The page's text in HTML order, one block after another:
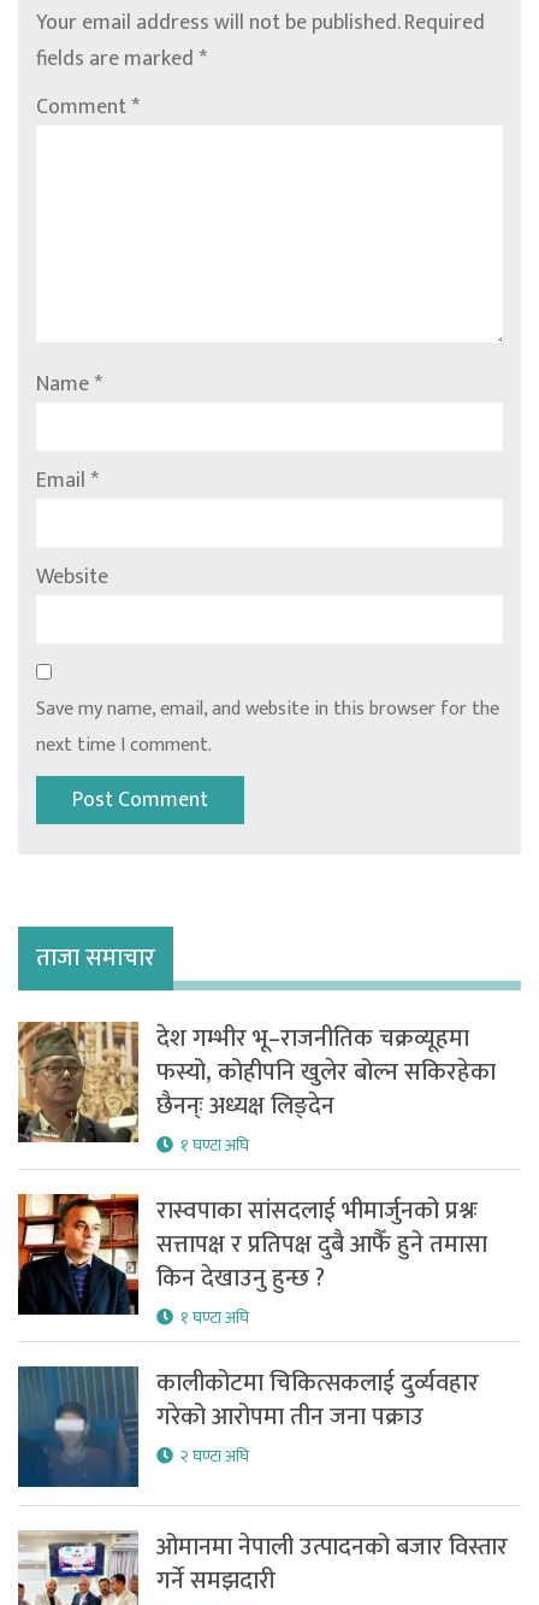
Your email address will not be published.Required
fields are marked*
Comment*
Name*
Email*
Website
Save my name, email, and website in this browser for the
next time I comment.
ताजा समाचार
देश गम्भीर भू–राजनीतिक चक्रव्यूहमा
फस्यो, कोहीपनि खुलेर बोल्न सकिरहेका
छैनन्ः अध्यक्ष लिङ्देन
१ घण्टा अघि
रास्वपाका सांसदलाई भीमार्जुनको प्रश्नः
सत्तापक्ष र प्रतिपक्ष दुबै आफैँ हुने तमासा
किन देखाउनु हुन्छ ?
१ घण्टा अघि
कालीकोटमा चिकित्सकलाई दुर्व्यवहार
गरेको आरोपमा तीन जना पक्राउ
२ घण्टा अघि
ओमानमा नेपाली उत्पादनको बजार विस्तार
गर्ने समझदारी